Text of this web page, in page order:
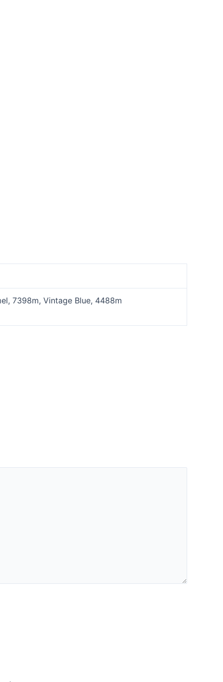
7398m, Vintage Blue, 4488m